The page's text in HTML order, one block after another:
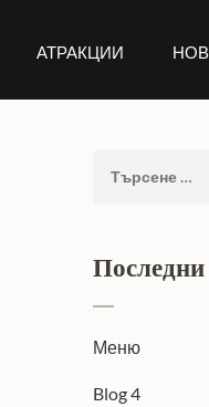
АТРАКЦИИ
Търсене
Меню
Blog 4